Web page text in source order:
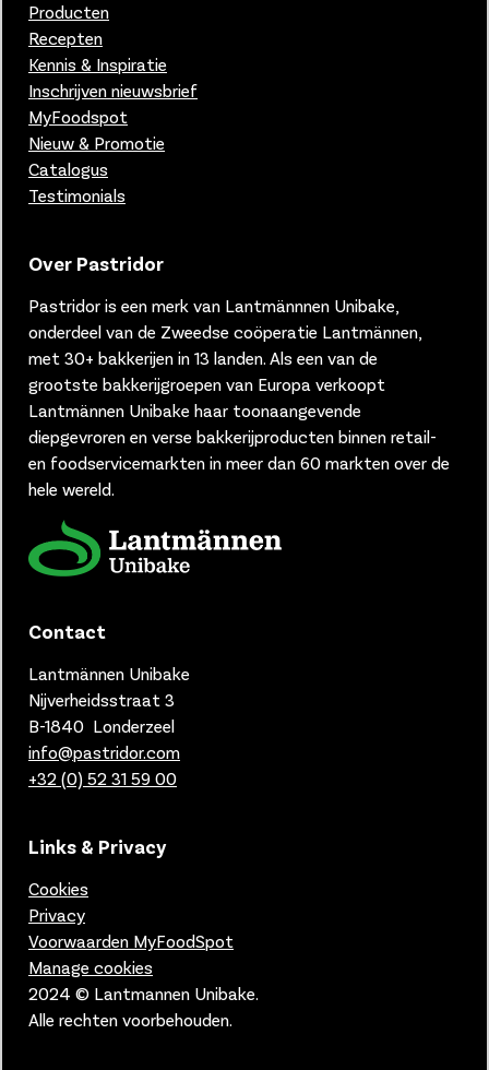
Producten
Recepten
Kennis & Inspiratie
Inschrijven nieuwsbrief
MyFoodspot
Nieuw & Promotie
Catalogus
Testimonials
Over Pastridor
Pastridor is een merk van Lantmännnen Unibake,
onderdeel van de Zweedse coöperatie Lantmännen,
met 30+ bakkerijen in 13 landen. Als een van de
grootste bakkerijgroepen van Europa verkoopt
Lantmännen Unibake haar toonaangevende
diepgevroren en verse bakkerijproducten binnen retail-
en foodservicemarkten in meer dan 60 markten over de
hele wereld.
Contact
Lantmännen Unibake
Nijverheidsstraat 3
B-1840 Londerzeel
info@pastridor.com
+32 (0) 52 31 59 00
Links & Privacy
Cookies
Privacy
Voorwaarden MyFoodSpot
Manage cookies
2024 © Lantmannen Unibake.
Alle rechten voorbehouden.